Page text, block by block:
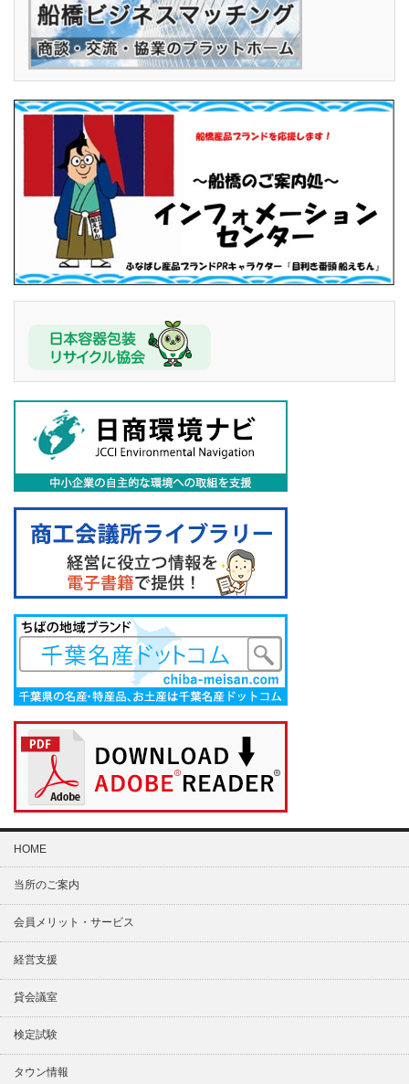
HOME
当所のご案内
会員メリット・サービス
経営支援
貸会議室
検定試験
タウン情報